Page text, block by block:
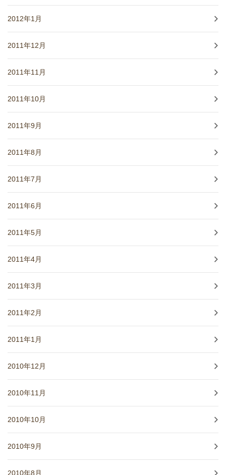
2012年1月
2011年12月
2011年11月
2011年10月
2011年9月
2011年8月
2011年7月
2011年6月
2011年5月
2011年4月
2011年3月
2011年2月
2011年1月
2010年12月
2010年11月
2010年10月
2010年9月
2010年8月